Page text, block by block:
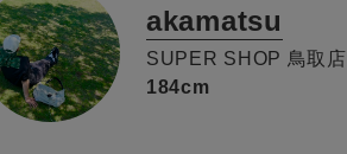
akamatsu
SUPER SHOP 鳥取店
184cm